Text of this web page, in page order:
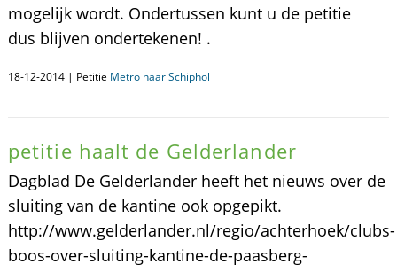
mogelijk wordt. Ondertussen kunt u de petitie
dus blijven ondertekenen! .
18-12-2014 | Petitie Metro naar Schiphol
petitie haalt de Gelderlander
Dagblad De Gelderlander heeft het nieuws over de
sluiting van de kantine ook opgepikt.
http://www.gelderlander.nl/regio/achterhoek/clubs-
boos-over-sluiting-kantine-de-paasberg-